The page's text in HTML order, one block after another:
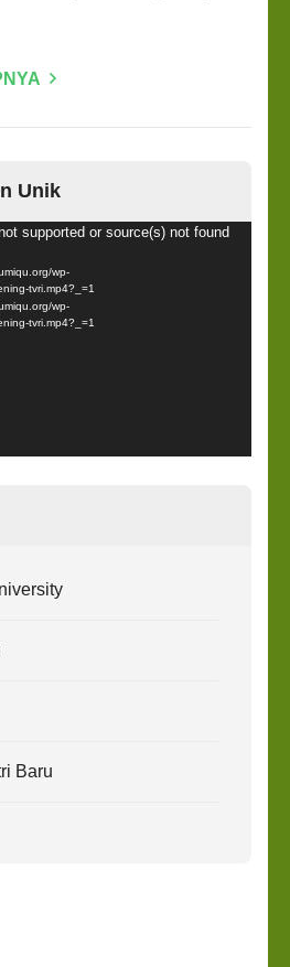
Unik
supported or source(s) not found
wp-
tvri.mp4?_=1
wp-
tvri.mp4?_=1
Baru